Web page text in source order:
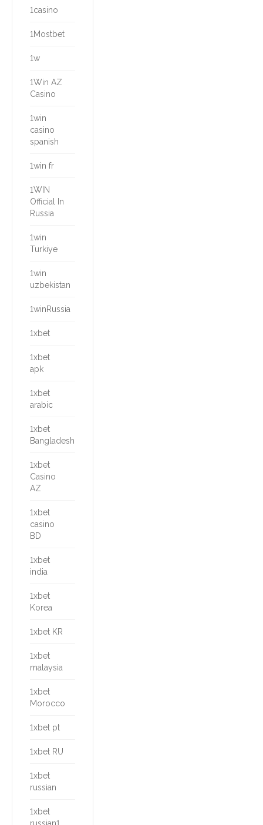
1casino
1Mostbet
1w
1Win AZ
Casino
1win
casino
spanish
1win fr
1WIN
Official In
Russia
1win
Turkiye
1win
uzbekistan
1winRussia
1xbet
1xbet
apk
1xbet
arabic
1xbet
Bangladesh
1xbet
Casino
AZ
1xbet
casino
BD
1xbet
india
1xbet
Korea
1xbet KR
1xbet
malaysia
1xbet
Morocco
1xbet pt
1xbet RU
1xbet
russian
1xbet